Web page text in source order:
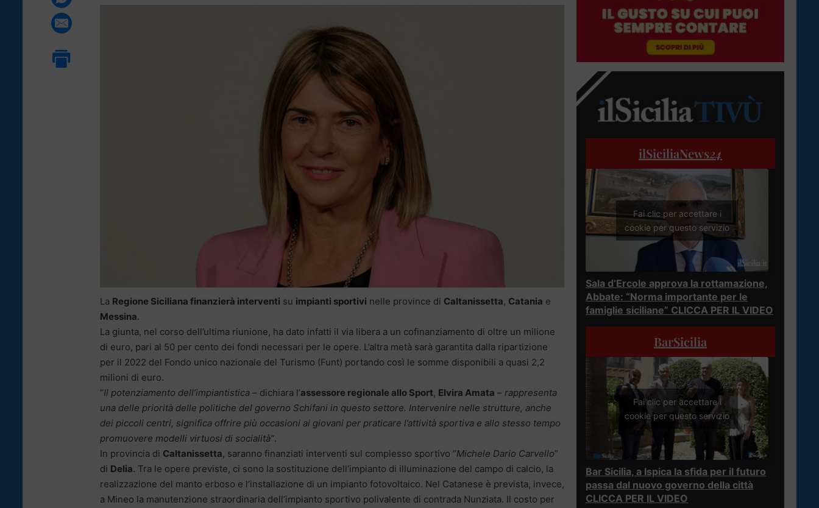
La Regione Siciliana finanzierà interventi su impianti sportivi nelle province di Caltanissetta, Catania e
Messina.
La giunta, nel corso dell’ultima riunione, ha dato infatti il via libera a un cofinanziamento di oltre un milione
di euro, pari al 50 per cento dei fondi necessari per le opere. L’altra metà sarà garantita dalla ripartizione
per il 2022 del Fondo unico nazionale del Turismo (Funt) portando così le somme disponibili a quasi 2,2
milioni di euro.
“Il potenziamento dell’impiantistica – dichiara l’assessore regionale allo Sport, Elvira Amata – rappresenta
una delle priorità delle politiche del governo Schifani in questo settore. Intervenire nelle strutture, anche
dei piccoli centri, significa offrire più occasioni ai giovani per praticare l’attività sportiva e allo stesso tempo
promuovere modelli virtuosi di socialità”.
In provincia di Caltanissetta, saranno finanziati interventi sul complesso sportivo “Michele Dario Carvello”
di Delia. Tra le opere previste, ci sono la sostituzione dell’impianto di illuminazione del campo di calcio, la
realizzazione del manto erboso e l’installazione di un impianto fotovoltaico. Nel Catanese è prevista, invece,
a Mineo la manutenzione straordinaria dell’impianto sportivo polivalente di contrada Nunziata. Il costo per
ilSiciliaNews24
Fai clic per accettare i
cookie per questo servizio
Sala d’Ercole approva la rottamazione,
Abbate: “Norma importante per le
famiglie siciliane” CLICCA PER IL VIDEO
BarSicilia
Fai clic per accettare i
cookie per questo servizio
Bar Sicilia, a Ispica la sfida per il futuro
passa dal nuovo governo della città
CLICCA PER IL VIDEO